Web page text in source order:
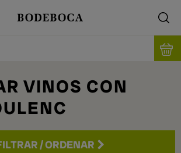
VINOS CON
/ORDENAR